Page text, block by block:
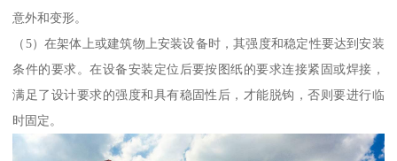
意外和变形。
（5）在架体上或建筑物上安装设备时，其强度和稳定性要达到安装
条件的要求。在设备安装定位后要按图纸的要求连接紧固或焊接，
满足了设计要求的强度和具有稳固性后，才能脱钩，否则要进行临
时固定。